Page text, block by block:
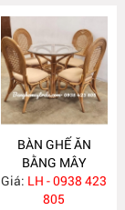
BÀN GHẾ ĂN
BẰNG MÂY
MA678
Giá: LH - 0938 423
805